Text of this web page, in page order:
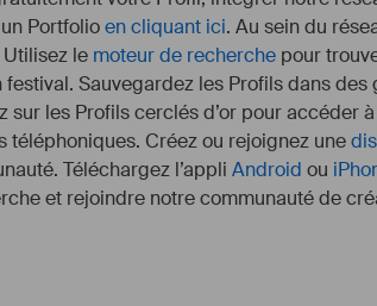
Portfolioen cliquant ici. Au sein du
Utilisez le moteur de recherche pour
Sauvegardez les Profils dans
sur les Profils cerclés d’or pour accéder
téléphoniques. Créez ou rejoignez une
Téléchargez l’appli Android ou
et rejoindre notre communauté de